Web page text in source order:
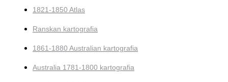
1821-1850 Atlas
Ranskan kartografia
1861-1880 Australian kartografia
Australia 1781-1800 kartografia